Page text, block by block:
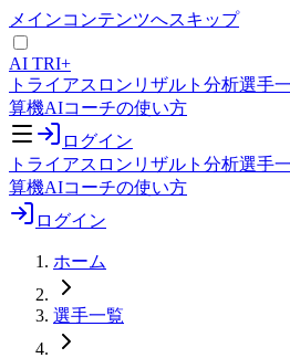
メインコンテンツへスキップ
AI TRI+
トライアスロンリザルト分析選手
算機AIコーチの使い方
ログイン
トライアスロンリザルト分析選手
算機AIコーチの使い方
ログイン
ホーム
選手一覧